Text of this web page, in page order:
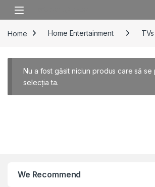
Skip to navigation
Skip to content
Home Home Entertainment TVs
Nu a fost găsit niciun produs care să se
selecția ta.
We Recommend